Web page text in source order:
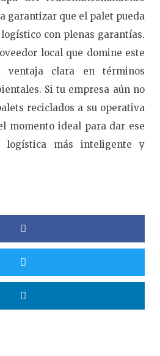
garantizar que el palet pueda
con plenas garantías.
local que domine este
ventaja clara en términos
Si tu empresa aún no
reciclados a su operativa
momento ideal para dar ese
logística más inteligente y